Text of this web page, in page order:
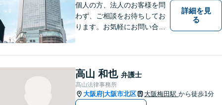
個人の方、法人のお客様を問
わず、ご相談をお待ちしてお
ります。お気軽にお問い合わ
は他の弁護士宛ての場合は、
対応いたしかねます。
詳細を見
る
高山 和也 弁護士
髙山法律事務所
大阪府 大阪市北区 大阪梅田駅 から徒歩1分